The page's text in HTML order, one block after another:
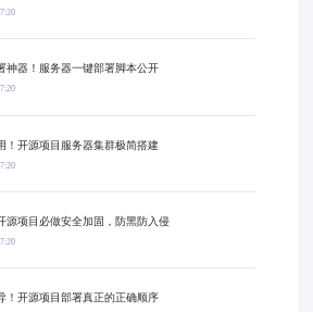
神器！服务器一键部署脚本公开
！开源项目服务器集群极简搭建
源项目必做安全加固，防黑防入侵
！开源项目部署真正的正确顺序